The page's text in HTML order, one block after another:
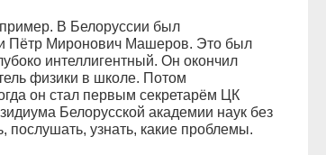
В Белоруссии был
Пётр Миронович Машеров. Это был
интеллигентный. Он окончил
физики в школе. Потом
он стал первым секретарём ЦК
Белорусской академии наук без
послушать, узнать, какие проблемы.